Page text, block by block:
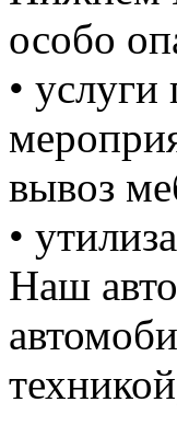
особо
•
вывоз
•
Наш